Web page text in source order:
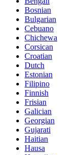
Bosnian
Bulgarian
Cebuano
Chichewa
Corsican
Croatian
Dutch
Estonian
Filipino
Finnish
Frisian
Galician
Georgian
Gujarati
Haitian
Hausa